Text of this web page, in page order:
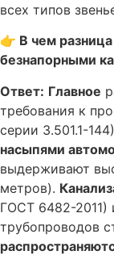
всех типов
👉 В чем
безнапорными
Ответ: Главное
требования к
серии 3.501.1-
насыпями
выдерживают
метров).
ГОСТ 6482-2011)
трубопроводов